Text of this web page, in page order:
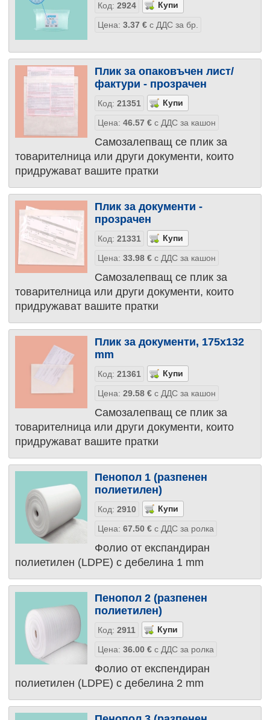
Код: 2924
Цена: 3.37 €с ДДС за бр.
Плик за опаковъчен лист/
фактури - прозрачен
Код: 21351
Цена: 46.57 €с ДДС за кашон
Самозалепващ се плик за
товарителница или други документи, които
придружават вашите пратки
Плик за документи -
прозрачен
Код: 21331
Цена: 33.98 €с ДДС за кашон
Самозалепващ се плик за
товарителница или други документи, които
придружават вашите пратки
Плик за документи, 175x132
mm
Код: 21361
Цена: 29.58 €с ДДС за кашон
Самозалепващ се плик за
товарителница или други документи, които
придружават вашите пратки
Пенопол 1 (разпенен
полиетилен)
Код: 2910
Цена: 67.50 €с ДДС за ролка
Фолио от експандиран
полиетилен (LDPE) с дебелина 1 mm
Пенопол 2 (разпенен
полиетилен)
Код: 2911
Цена: 36.00 €с ДДС за ролка
Фолио от експендиран
полиетилен (LDPE) с дебелина 2 mm